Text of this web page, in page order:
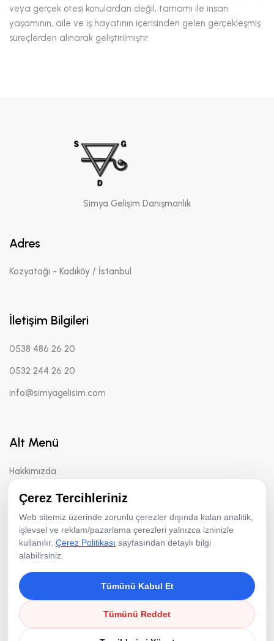
veya gerçek ötesi konulardan değil, tamamı ile insan
yaşamının, aile ve iş hayatının içerisinden gelen gerçekleşmiş
süreçlerden alınarak geliştirilmiştir.
Simya Gelişim Danışmanlık
Adres
Kozyatağı - Kadıköy / İstanbul
İletişim Bilgileri
0538 486 26 20
0532 244 26 20
info@simyagelisim.com
Alt Menü
Hakkımızda
Yöntemler
Danışmanlık
Copyright © 2026 Simya Gelişim Danışmanlık | Tüm Hakları
Saklıdır.
Çerez Politikası
Çerez Tercihleriniz
Web sitemiz üzerinde zorunlu çerezler dışında kalan analitik,
işlevsel ve reklam/pazarlama çerezleri yalnızca izninizle
kullanılır. Çerez Politikası sayfasından detaylı bilgi
alabilirsiniz.
Tümünü Kabul Et
Tümünü Reddet